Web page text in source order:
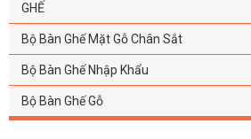
GHẾ
Bộ Bàn Ghế Mặt Gỗ Chân Sắt
Bộ Bàn Ghế Nhập Khẩu
Bộ Bàn Ghế Gỗ